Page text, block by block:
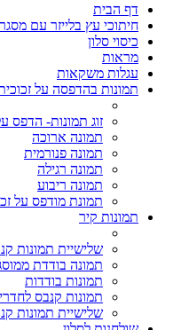
דף הבית
חיתוכי עץ בלייזר עם
כיסוי סלון
מראות
עגלות משקאות
תמונות בהדפסה על
זוג תמונות- הדפס
תמונה ארוכה
תמונה פנורמית
תמונה רגילה
תמונה ריבוע
תמונת מודפס על
תמונות קיר
שלישיית תמונות
תמונה בודדת
תמונות בודדות
תמונות קנבס
שלישיית תמונות